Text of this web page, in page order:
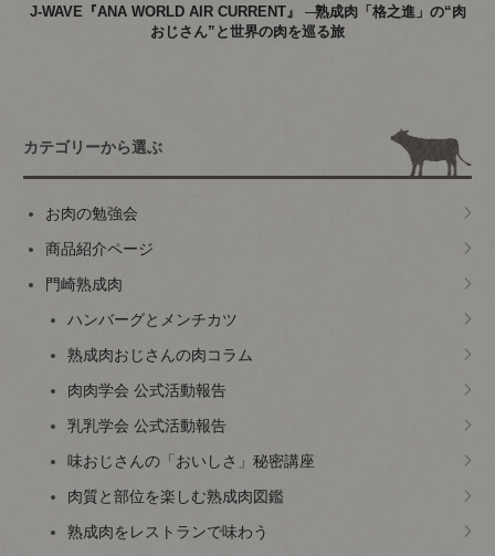
J-WAVE『ANA WORLD AIR CURRENT』 ─熟成肉「格之進」の“肉
おじさん”と世界の肉を巡る旅
カテゴリーから選ぶ
お肉の勉強会
商品紹介ページ
門崎熟成肉
ハンバーグとメンチカツ
熟成肉おじさんの肉コラム
肉肉学会 公式活動報告
乳乳学会 公式活動報告
味おじさんの「おいしさ」秘密講座
肉質と部位を楽しむ熟成肉図鑑
熟成肉をレストランで味わう